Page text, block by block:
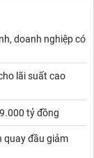
doanh nghiệp có
lãi suất cao
tỷ đồng
quay đầu giảm